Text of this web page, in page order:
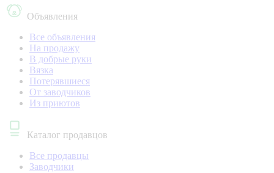
Объявления
Все объявления
На продажу
В добрые руки
Вязка
Потерявшиеся
От заводчиков
Из приютов
Каталог продавцов
Все продавцы
Заводчики